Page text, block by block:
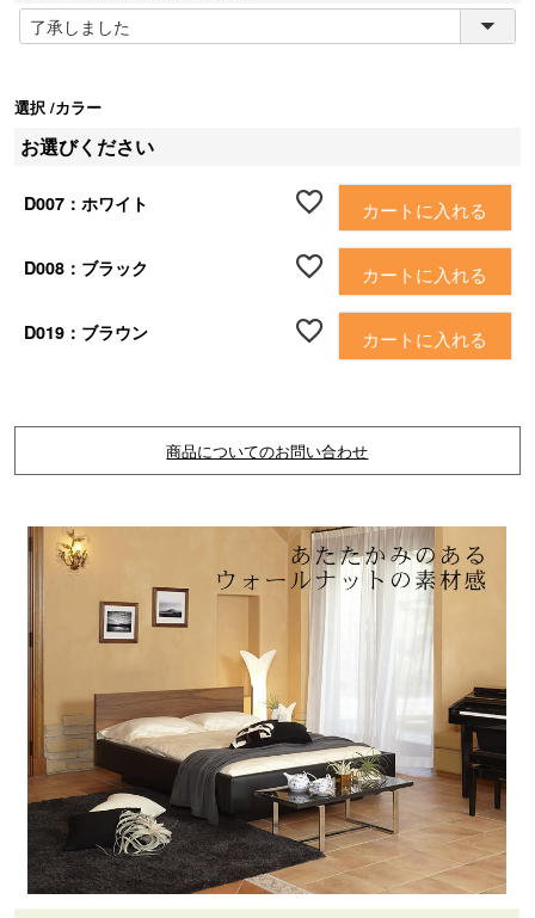
(
必
選択 カラー
お選びください
D007：ホワイト カートに入れる
D008：ブラック カートに入れる
D019：ブラウン カートに入れる
商品についてのお問い合わせ